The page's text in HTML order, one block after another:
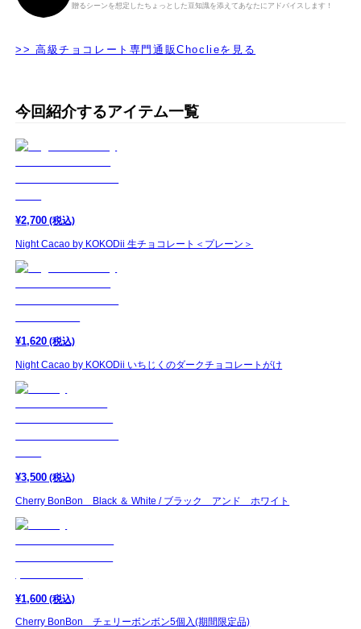
贈るシーンを想定したちょっとした豆知識を添えてあなたにアドバイスします！
>> 高級チョコレート専門通販Choclieを見る
今回紹介するアイテム一覧
¥2,700 (税込)
Night Cacao by KOKODii 生チョコレート＜プレーン＞
¥1,620 (税込)
Night Cacao by KOKODii いちじくのダークチョコレートがけ
¥3,500 (税込)
Cherry BonBon Black ＆ White / ブラック アンド ホワイト
¥1,600 (税込)
Cherry BonBon チェリーボンボン5個入(期間限定品)